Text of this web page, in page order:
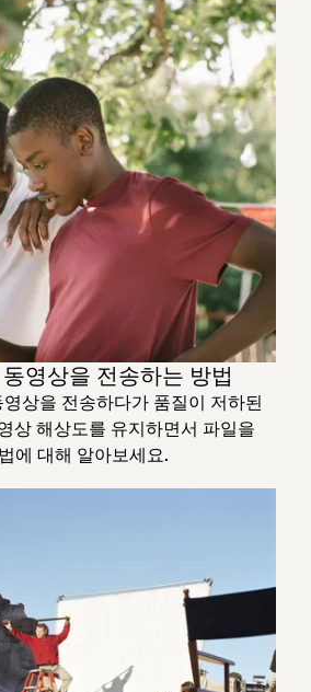
영상을 전송하는 방법
상을 전송하다가 품질이 저하된
상 해상도를 유지하면서 파일을
에 대해 알아보세요.